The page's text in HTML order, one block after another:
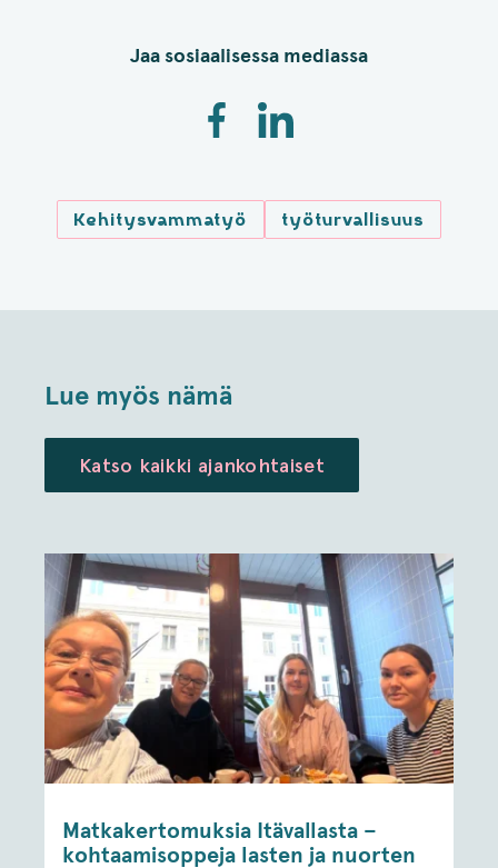
Jaa sosiaalisessa mediassa
Kehitysvammatyö työturvallisuus
Lue myös nämä
Katso kaikki ajankohtaiset
Matkakertomuksia Itävallasta –
kohtaamisoppeja lasten ja nuorten